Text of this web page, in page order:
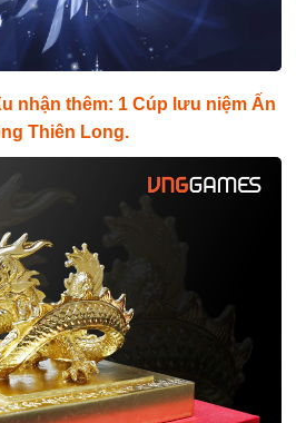
nhận thêm: 1 Cúp lưu niệm Ấn
Thiên Long.